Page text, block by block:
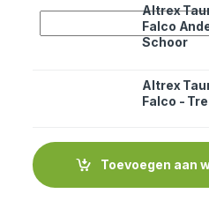
Altrex
Falco
Schoor
Dit product heeft meerdere
Altrex
Falco -
Toevoegen aan